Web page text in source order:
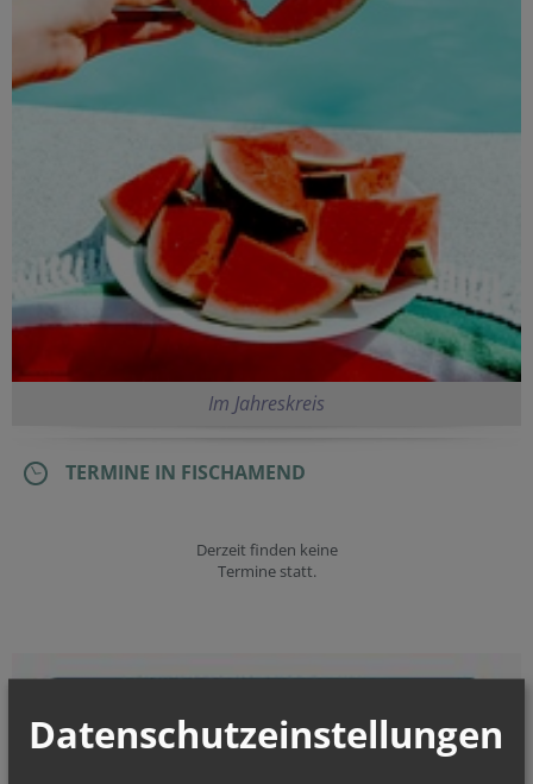
Im Jahreskreis
TERMINE IN FISCHAMEND
Derzeit finden keine
Termine statt.
Datenschutzeinstellungen